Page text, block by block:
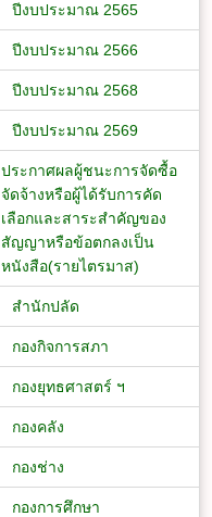
ปีงบประมาณ 2565
ปีงบประมาณ 2566
ปีงบประมาณ 2568
ปีงบประมาณ 2569
ประกาศผลผู้ชนะการจัดซื้อ
จัดจ้างหรือผู้ได้รับการคัด
เลือกและสาระสำคัญของ
สัญญาหรือข้อตกลงเป็น
หนังสือ(รายไตรมาส)
สำนักปลัด
กองกิจการสภา
กองยุทธศาสตร์ ฯ
กองคลัง
กองช่าง
กองการศึกษา